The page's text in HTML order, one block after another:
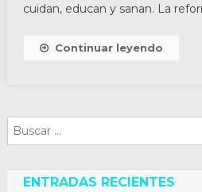
cuidan, educan y sanan. La
Continuar leyendo
ENTRADAS RECIENTES